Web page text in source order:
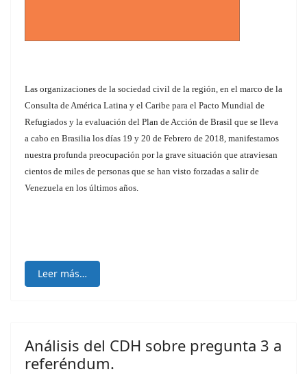
Las organizaciones de la sociedad civil de la región, en el marco de la
Consulta de América Latina y el Caribe para el Pacto Mundial de
Refugiados y la evaluación del Plan de Acción de Brasil que se lleva
a cabo en Brasilia los días 19 y 20 de Febrero de 2018, manifestamos
nuestra profunda preocupación por la grave situación que atraviesan
cientos de miles de personas que se han visto forzadas a salir de
Venezuela en los últimos años.
Leer más…
Análisis del CDH sobre pregunta 3 a
referéndum.